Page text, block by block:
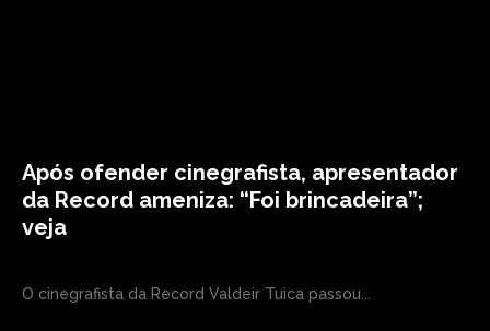
Após ofender cinegrafista, apresentador
da Record ameniza: “Foi brincadeira”;
veja
O cinegrafista da Record Valdeir Tuica passou...